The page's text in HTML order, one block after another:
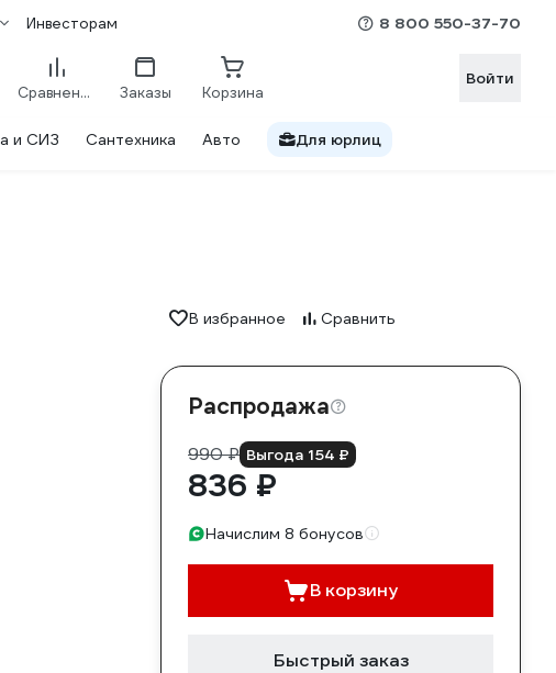
Инвесторам 8 800 550-37-70
Сравнение Заказы Корзина
Войти
и СИЗ Сантехника Авто Для юрлиц
В избранное Сравнить
Распродажа
990 ₽ Выгода 154 ₽
836 ₽
Начислим 8 бонусов
В корзину
Быстрый заказ